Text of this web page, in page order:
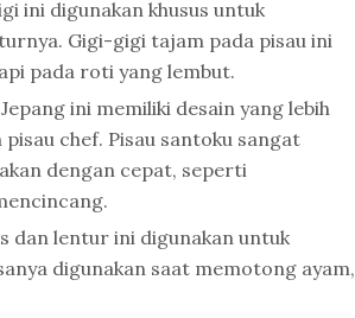
ini digunakan khusus untuk
Gigi-gigi tajam pada pisau ini
pada roti yang lembut.
ini memiliki desain yang lebih
chef. Pisau santoku sangat
dengan cepat, seperti
dan lentur ini digunakan untuk
digunakan saat memotong ayam,